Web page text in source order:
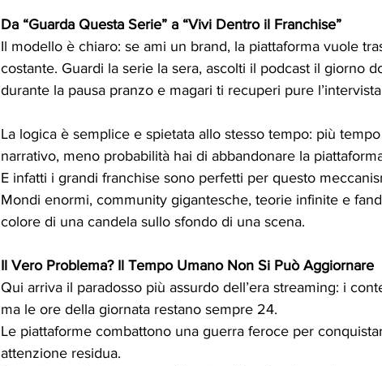
Da “Guarda Questa Serie” a “Vivi Dentro il Franchise”
Il modello è chiaro: se ami un brand, la piattaforma vuole
costante. Guardi la serie la sera, ascolti il podcast il giorno
durante la pausa pranzo e magari ti recuperi pure
La logica è semplice e spietata allo stesso tempo: più
narrativo, meno probabilità hai di abbandonare la
E infatti i grandi franchise sono perfetti per questo
Mondi enormi, community gigantesche, teorie infinite e
colore di una candela sullo sfondo di una scena.
Il Vero Problema? Il Tempo Umano Non Si Può Aggiornare
Qui arriva il paradosso più assurdo dell’era streaming: i
ma le ore della giornata restano sempre 24.
Le piattaforme combattono una guerra feroce per
attenzione residua.